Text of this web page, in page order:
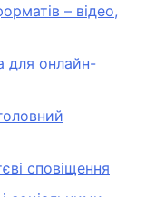
– відео,
для онлайн-
сповіщення